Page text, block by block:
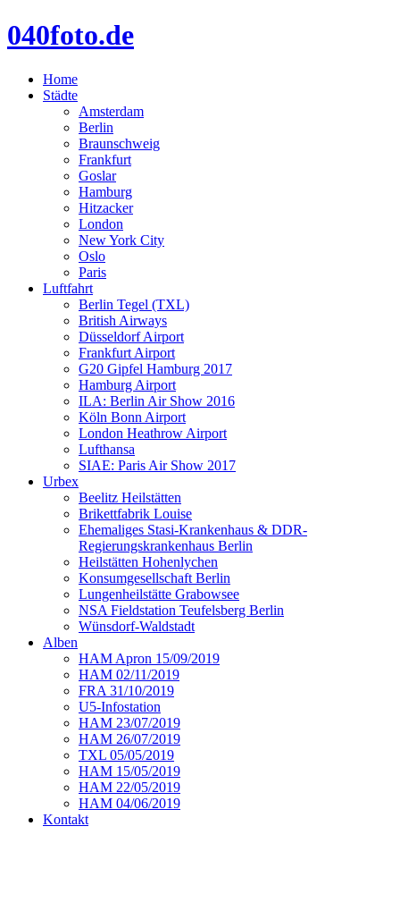
040foto.de
Home
Städte
Amsterdam
Berlin
Braunschweig
Frankfurt
Goslar
Hamburg
Hitzacker
London
New York City
Oslo
Paris
Luftfahrt
Berlin Tegel (TXL)
British Airways
Düsseldorf Airport
Frankfurt Airport
G20 Gipfel Hamburg 2017
Hamburg Airport
ILA: Berlin Air Show 2016
Köln Bonn Airport
London Heathrow Airport
Lufthansa
SIAE: Paris Air Show 2017
Urbex
Beelitz Heilstätten
Brikettfabrik Louise
Ehemaliges Stasi-Krankenhaus & DDR-
Regierungskrankenhaus Berlin
Heilstätten Hohenlychen
Konsumgesellschaft Berlin
Lungenheilstätte Grabowsee
NSA Fieldstation Teufelsberg Berlin
Wünsdorf-Waldstadt
Alben
HAM Apron 15/09/2019
HAM 02/11/2019
FRA 31/10/2019
U5-Infostation
HAM 23/07/2019
HAM 26/07/2019
TXL 05/05/2019
HAM 15/05/2019
HAM 22/05/2019
HAM 04/06/2019
Kontakt